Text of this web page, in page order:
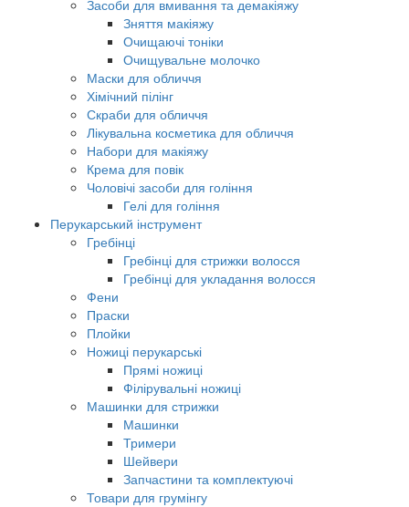
Засоби для вмивання та демакіяжу
Зняття макіяжу
Очищаючі тоніки
Очищувальне молочко
Маски для обличчя
Хімічний пілінг
Скраби для обличчя
Лікувальна косметика для обличчя
Набори для макіяжу
Крема для повік
Чоловічі засоби для гоління
Гелі для гоління
Перукарський інструмент
Гребінці
Гребінці для стрижки волосся
Гребінці для укладання волосся
Фени
Праски
Плойки
Ножиці перукарські
Прямі ножиці
Філірувальні ножиці
Машинки для стрижки
Машинки
Тримери
Шейвери
Запчастини та комплектуючі
Товари для грумінгу